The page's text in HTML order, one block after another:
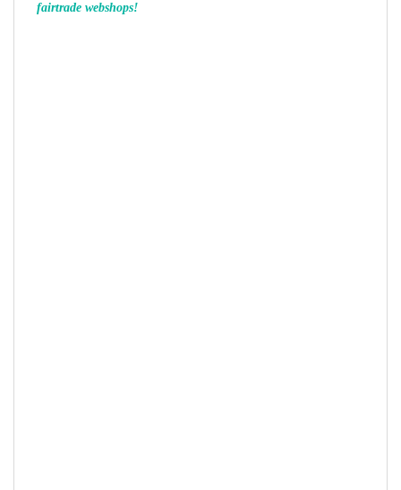
fairtrade webshops!